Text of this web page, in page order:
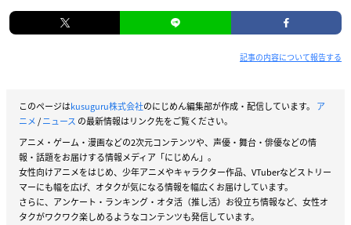
記事の内容について報告する
このページはkusuguru株式会社のにじめん編集部が作成・配信しています。 ア
ニメ/ニュース の最新情報はリンク先をご覧ください。
アニメ・ゲーム・漫画などの2次元コンテンツや、声優・舞台・俳優などの情
報・話題をお届けする情報メディア「にじめん」。
女性向けアニメをはじめ、少年アニメやキャラクター作品、VTuberなどストリー
マーにも幅を広げ、オタクが気になる情報を幅広くお届けしています。
さらに、アンケート・ランキング・オタ活（推し活）お役立ち情報など、女性オ
タクがワクワク楽しめるようなコンテンツも発信しています。